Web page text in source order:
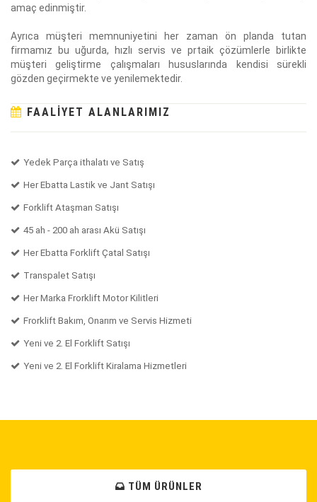
amaç edinmiştir.
Ayrıca müşteri memnuniyetini her zaman ön planda tutan
firmamız bu uğurda, hızlı servis ve prtaik çözümlerle birlikte
müşteri geliştirme çalışmaları hususlarında kendisi sürekli
gözden geçirmekte ve yenilemektedir.
FAALIYET ALANLARIMIZ
Yedek Parça ithalatı ve Satış
Her Ebatta Lastik ve Jant Satışı
Forklift Ataşman Satışı
45 ah - 200 ah arası Akü Satışı
Her Ebatta Forklift Çatal Satışı
Transpalet Satışı
Her Marka Frorklift Motor Kilitleri
Frorklift Bakım, Onarım ve Servis Hizmeti
Yeni ve 2. El Forklift Satışı
Yeni ve 2. El Forklift Kiralama Hizmetleri
TÜM ÜRÜNLER